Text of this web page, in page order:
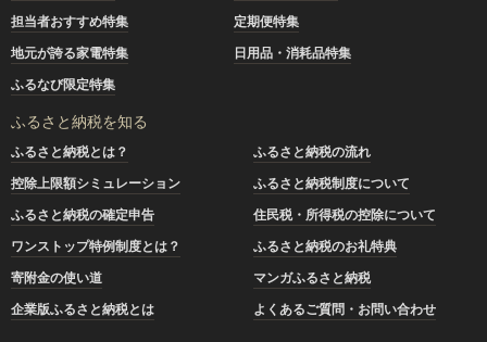
担当者おすすめ特集
定期便特集
地元が誇る家電特集
日用品・消耗品特集
ふるなび限定特集
ふるさと納税を知る
ふるさと納税とは？
ふるさと納税の流れ
控除上限額シミュレーション
ふるさと納税制度について
ふるさと納税の確定申告
住民税・所得税の控除について
ワンストップ特例制度とは？
ふるさと納税のお礼特典
寄附金の使い道
マンガふるさと納税
企業版ふるさと納税とは
よくあるご質問・お問い合わせ